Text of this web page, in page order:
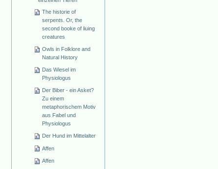
The historie of
serpents. Or, the
second booke of liuing
creatures
Owls in Folklore and
Natural History
Das Wiesel im
Physiologus
Der Biber - ein Asket?
Zu einem
metaphorischem Motiv
aus Fabel und
Physiologus
Der Hund im Mittelalter
Affen
Affen